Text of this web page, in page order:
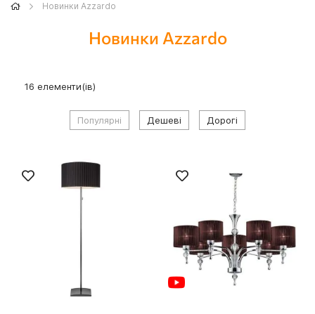
Новинки Azzardo
Новинки Azzardo
16 елементи(ів)
Популярні Дешеві Дорогі